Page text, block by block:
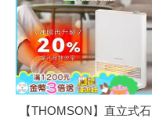
【THOMSON】直立式石